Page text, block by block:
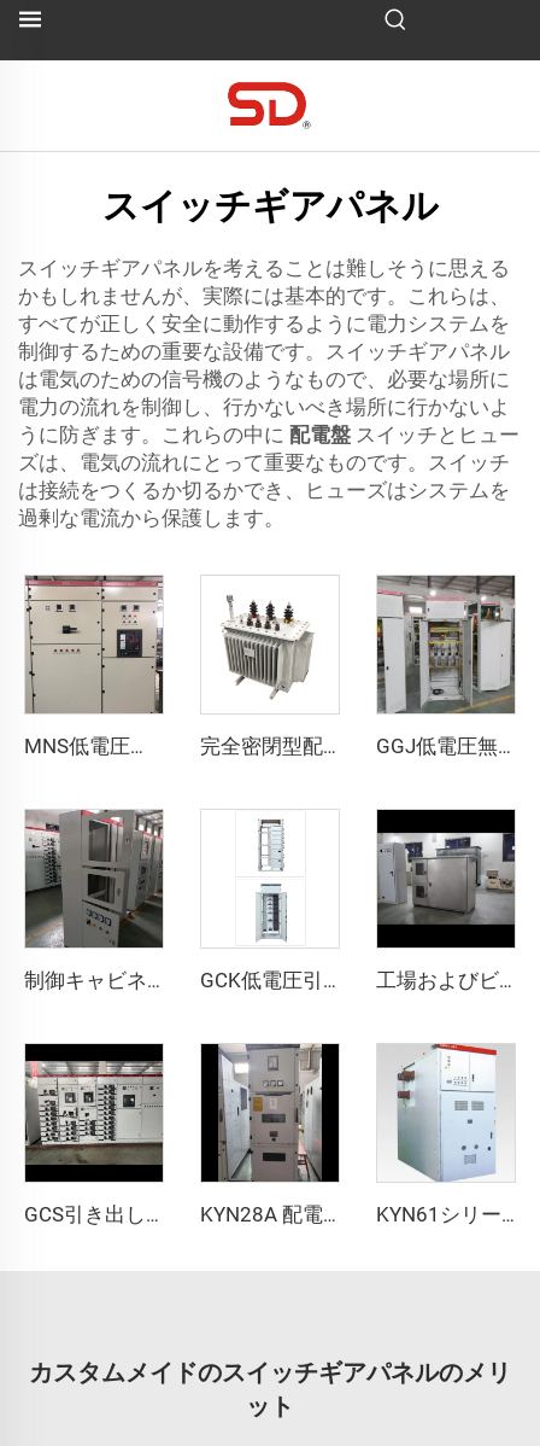
スイッチギアパネル
スイッチギアパネルを考えることは難しそうに思える
かもしれませんが、実際には基本的です。これらは、
すべてが正しく安全に動作するように電力システムを
制御するための重要な設備です。スイッチギアパネル
は電気のための信号機のようなもので、必要な場所に
電力の流れを制御し、行かないべき場所に行かないよ
うに防ぎます。これらの中に 配電盤 スイッチとヒュー
ズは、電気の流れにとって重要なものです。スイッチ
は接続をつくるか切るかでき、ヒューズはシステムを
過剰な電流から保護します。
MNS低電圧引き出し式スイッチキャビネット 完全密閉型配電変圧器 GGJ低電圧無功電力インテリジェント補償装置
制御キャビネット／パネル GCK低電圧引き出し式スイッチキャビネット 工場およびビルの電力制御用マルチファンクション配電盤
GCS引き出し式スイッチギアキャビネット KYN28A 配電キャビネット KYN61シリーズスイッチギア
カスタムメイドのスイッチギアパネルのメリ
ット